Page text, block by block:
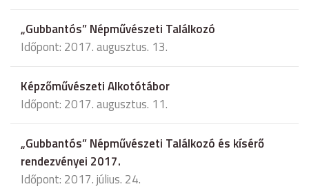
„Gubbantós” Népművészeti Találkozó
Időpont: 2017. augusztus. 13.
Képzőművészeti Alkotótábor
Időpont: 2017. augusztus. 11.
„Gubbantós” Népművészeti Találkozó és kísérő
rendezvényei 2017.
Időpont: 2017. július. 24.